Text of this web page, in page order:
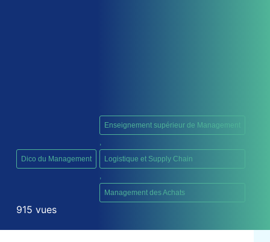
Dico du Management
Enseignement supérieur de Management
Logistique et Supply Chain
Management des Achats
915 vues